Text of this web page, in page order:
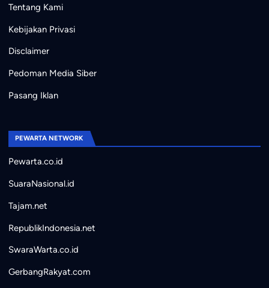
Tentang Kami
Kebijakan Privasi
Disclaimer
Pedoman Media Siber
Pasang Iklan
PEWARTA NETWORK
Pewarta.co.id
SuaraNasional.id
Tajam.net
RepublikIndonesia.net
SwaraWarta.co.id
GerbangRakyat.com